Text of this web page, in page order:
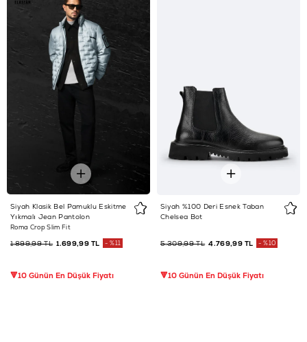
Siyah Klasik Bel Pamuklu Eskitme
Yıkmalı Jean Pantolon
Roma Crop Slim Fit
1.699,99 TL
1.899,99 TL %11
🔻10 Günün En Düşük Fiyatı
Siyah %100 Deri Esnek Taban
Chelsea Bot
4.769,99 TL
5.309,99 TL %10
🔻10 Günün En Düşük Fiyatı